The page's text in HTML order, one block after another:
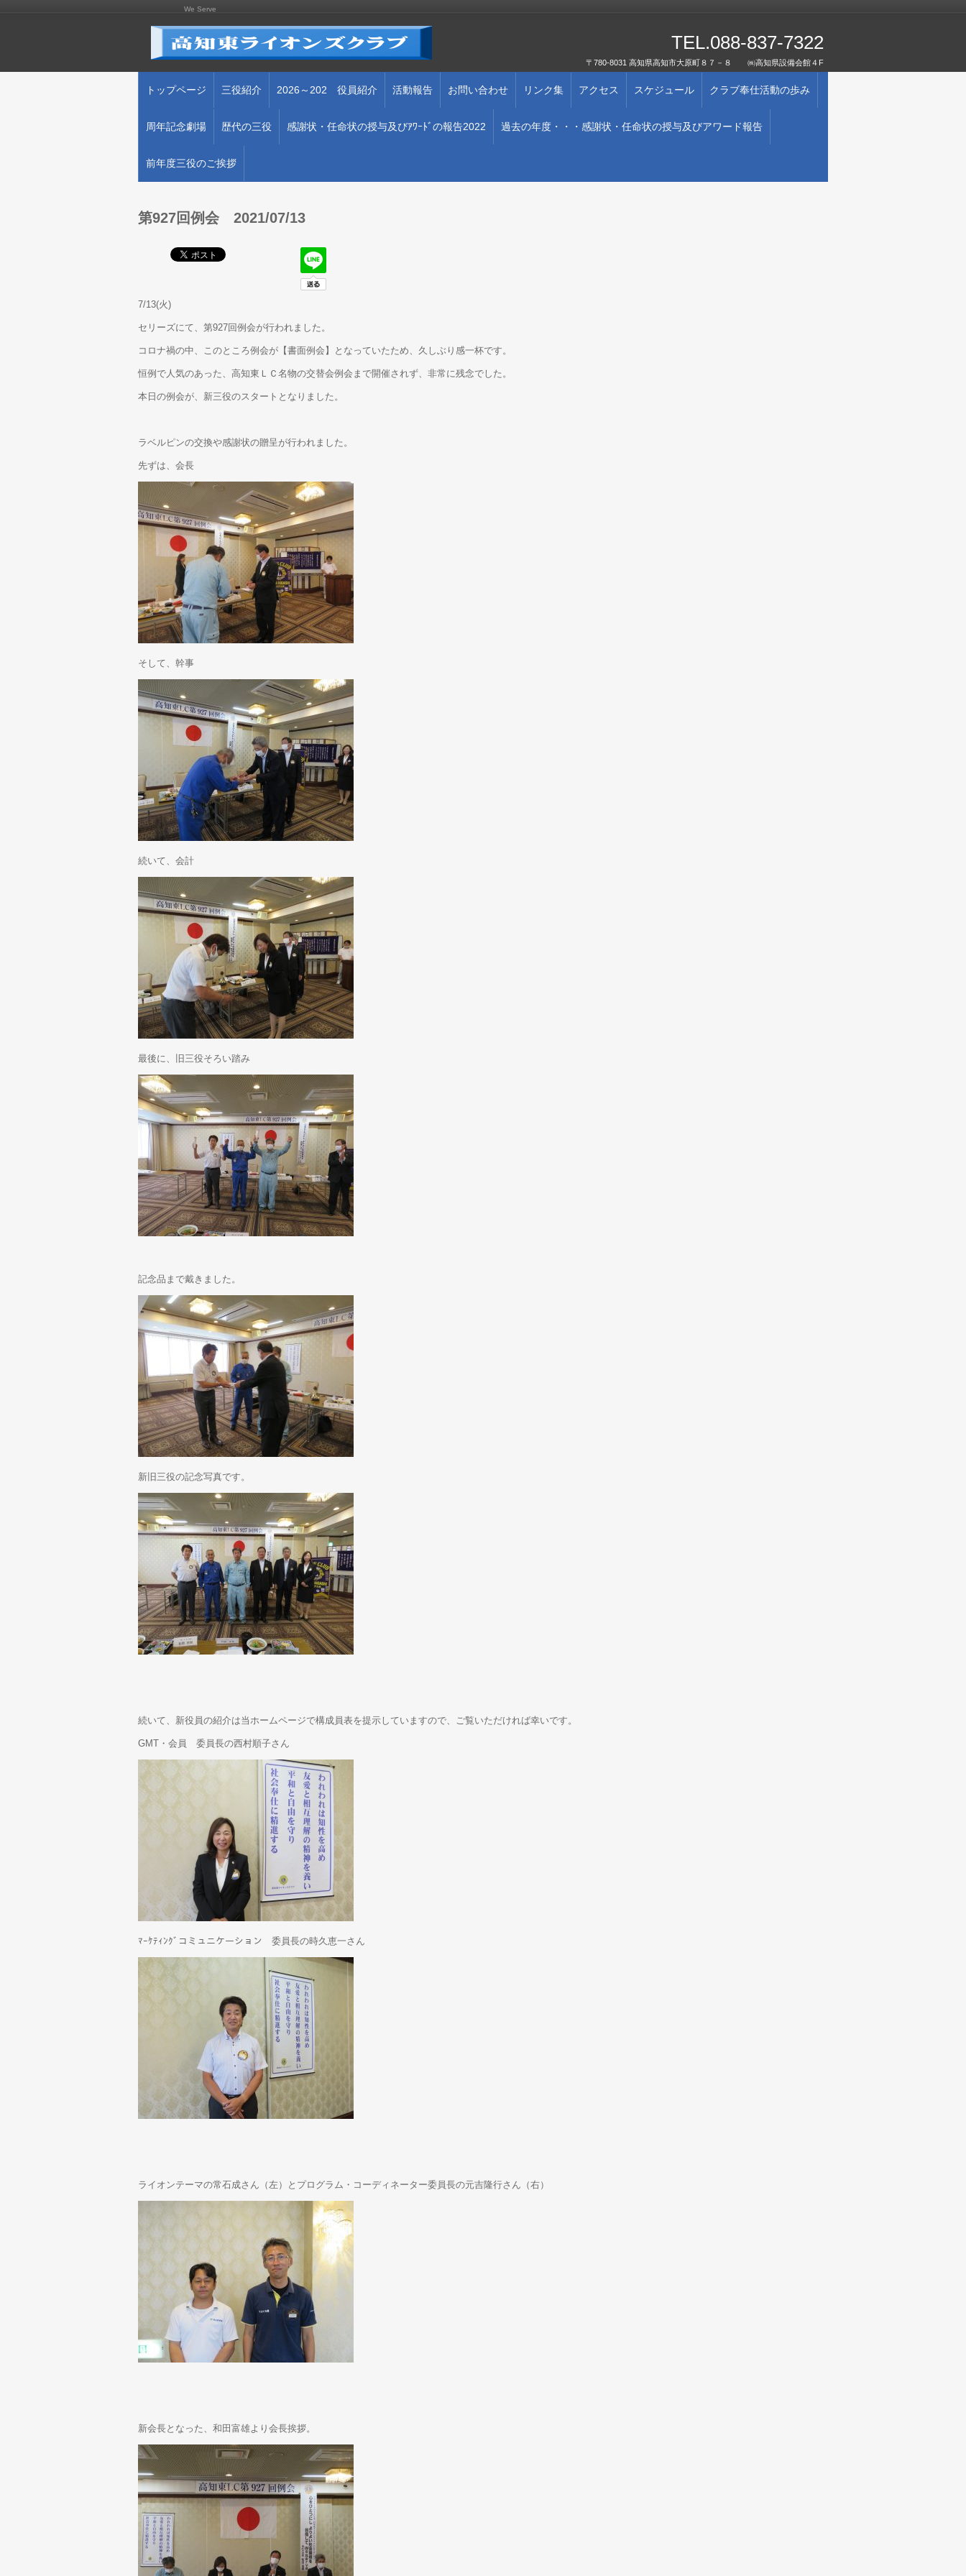
We Serve
TEL.088-837-7322
〒780-8031 高知県高知市大原町８７－８ ㈱高知県設備会館４F
トップページ 三役紹介 2026～202 役員紹介 活動報告 お問い合わせ リンク集 アクセス スケジュール クラブ奉仕活動の歩み
周年記念劇場 歴代の三役 感謝状・任命状の授与及びｱﾜｰﾄﾞの報告2022 過去の年度・・・感謝状・任命状の授与及びアワード報告
前年度三役のご挨拶
第927回例会 2021/07/13
7/13(火)
セリーズにて、第927回例会が行われました。
コロナ禍の中、このところ例会が【書面例会】となっていたため、久しぶり感一杯です。
恒例で人気のあった、高知東ＬＣ名物の交替会例会まで開催されず、非常に残念でした。
本日の例会が、新三役のスタートとなりました。
ラベルピンの交換や感謝状の贈呈が行われました。
先ずは、会長
そして、幹事
続いて、会計
最後に、旧三役そろい踏み
記念品まで戴きました。
新旧三役の記念写真です。
続いて、新役員の紹介は当ホームページで構成員表を提示していますので、ご覧いただければ幸いです。
GMT・会員 委員長の西村順子さん
ﾏｰｹﾃｨﾝｸﾞコミュニケーション 委員長の時久恵一さん
ライオンテーマの常石成さん（左）とプログラム・コーディネーター委員長の元吉隆行さん（右）
新会長となった、和田富雄より会長挨拶。